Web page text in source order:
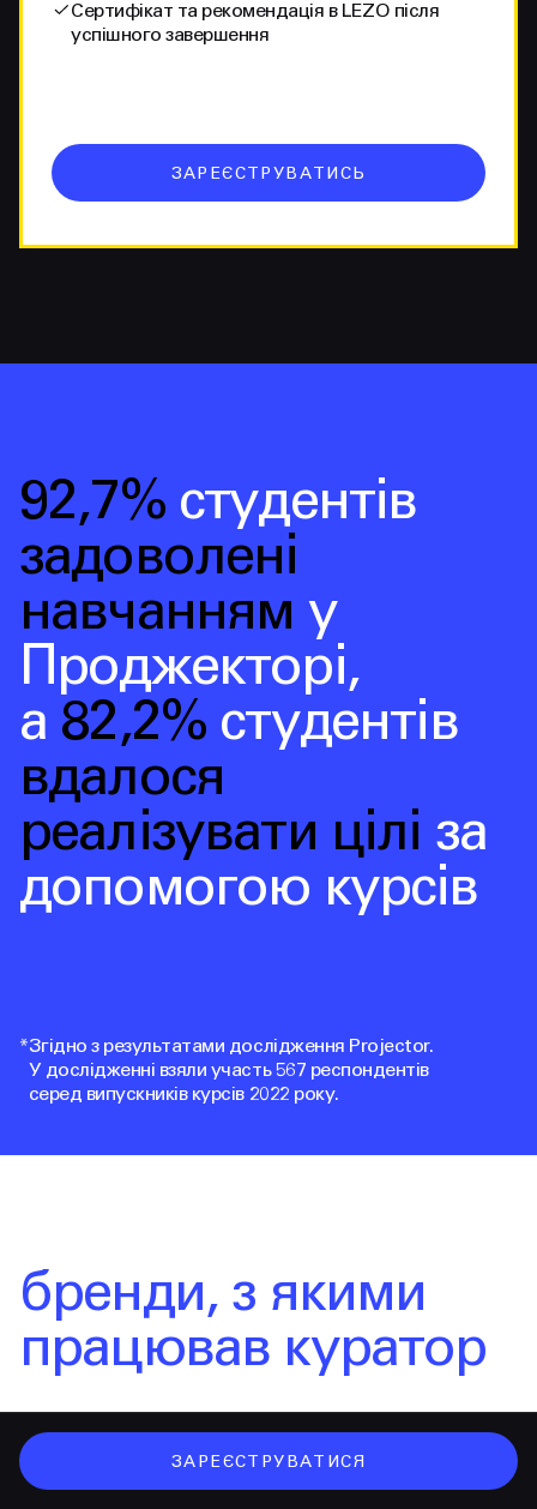
Сертифікат та рекомендація в LEZO після
успішного завершення
ЗАРЕЄСТРУВАТИСЬ
92,7% студентів
задоволені
навчанням у
Проджекторі,
а 82,2% студентів
вдалося
реалізувати цілі за
допомогою курсів
*Згідно з результатами дослідження Projector.
У дослідженні взяли участь 567 респондентів
серед випускників курсів 2022 року.
бренди, з якими
працював куратор
ЗАРЕЄСТРУВАТИСЯ